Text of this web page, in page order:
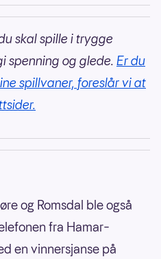
skal spille i trygge
spenning og glede. Er du
spillvaner, foreslår vi at
og Romsdal ble også
fra Hamar–
en vinnersjanse på